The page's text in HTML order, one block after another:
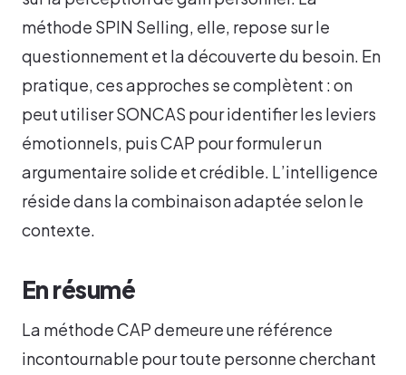
méthode SPIN Selling, elle, repose sur le
questionnement et la découverte du besoin. En
pratique, ces approches se complètent : on
peut utiliser SONCAS pour identifier les leviers
émotionnels, puis CAP pour formuler un
argumentaire solide et crédible. L’intelligence
réside dans la combinaison adaptée selon le
contexte.
En résumé
La méthode CAP demeure une référence
incontournable pour toute personne cherchant